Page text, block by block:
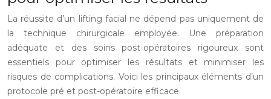
La réussite d’un lifting facial ne dépend pas uniquement de
la technique chirurgicale employée. Une préparation
adéquate et des soins post-opératoires rigoureux sont
essentiels pour optimiser les résultats et minimiser les
risques de complications. Voici les principaux éléments d’un
protocole pré et post-opératoire efficace.